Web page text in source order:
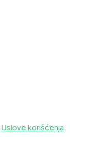
Uslove korišćenja